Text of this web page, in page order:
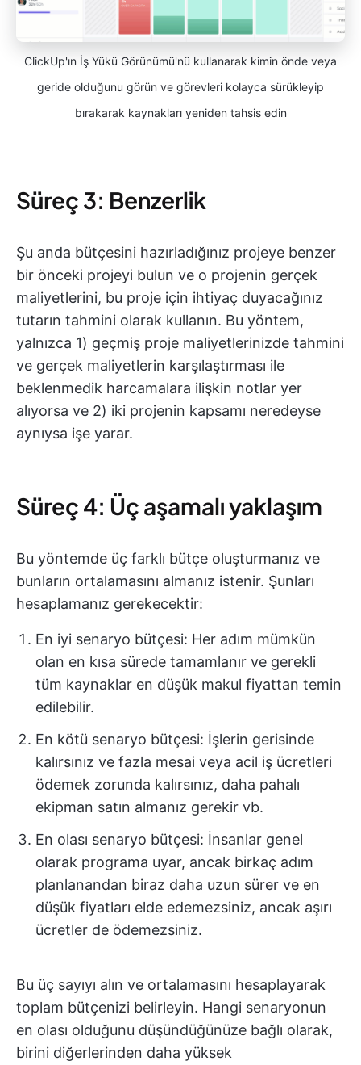
ClickUp'ın İş Yükü Görünümü'nü kullanarak kimin önde veya
geride olduğunu görün ve görevleri kolayca sürükleyip
bırakarak kaynakları yeniden tahsis edin
Süreç 3: Benzerlik
Şu anda bütçesini hazırladığınız projeye benzer
bir önceki projeyi bulun ve o projenin gerçek
maliyetlerini, bu proje için ihtiyaç duyacağınız
tutarın tahmini olarak kullanın. Bu yöntem,
yalnızca 1) geçmiş proje maliyetlerinizde tahmini
ve gerçek maliyetlerin karşılaştırması ile
beklenmedik harcamalara ilişkin notlar yer
alıyorsa ve 2) iki projenin kapsamı neredeyse
aynıysa işe yarar.
Süreç 4: Üç aşamalı yaklaşım
Bu yöntemde üç farklı bütçe oluşturmanız ve
bunların ortalamasını almanız istenir. Şunları
hesaplamanız gerekecektir:
En iyi senaryo bütçesi: Her adım mümkün
olan en kısa sürede tamamlanır ve gerekli
tüm kaynaklar en düşük makul fiyattan temin
edilebilir.
En kötü senaryo bütçesi: İşlerin gerisinde
kalırsınız ve fazla mesai veya acil iş ücretleri
ödemek zorunda kalırsınız, daha pahalı
ekipman satın almanız gerekir vb.
En olası senaryo bütçesi: İnsanlar genel
olarak programa uyar, ancak birkaç adım
planlanandan biraz daha uzun sürer ve en
düşük fiyatları elde edemezsiniz, ancak aşırı
ücretler de ödemezsiniz.
Bu üç sayıyı alın ve ortalamasını hesaplayarak
toplam bütçenizi belirleyin. Hangi senaryonun
en olası olduğunu düşündüğünüze bağlı olarak,
birini diğerlerinden daha yüksek